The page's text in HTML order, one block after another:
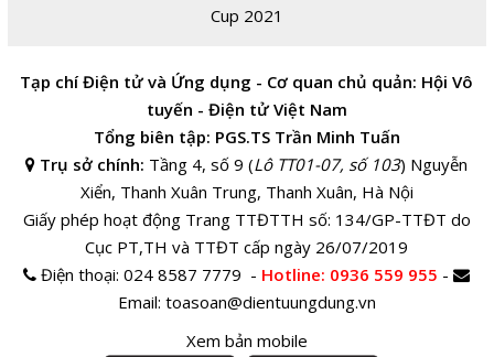
Cup 2021
Tạp chí Điện tử và Ứng dụng - Cơ quan chủ quản: Hội Vô
tuyến - Điện tử Việt Nam
Tổng biên tập: PGS.TS Trần Minh Tuấn
Trụ sở chính: Tầng 4, số 9 (Lô TT01-07, số 103) Nguyễn
Xiển, Thanh Xuân Trung, Thanh Xuân, Hà Nội
Giấy phép hoạt động Trang TTĐTTH số: 134/GP-TTĐT do
Cục PT,TH và TTĐT cấp ngày 26/07/2019
Điện thoại:024 8587 7779 - Hotline: 0936 559 955 -
Email: toasoan@dientuungdung.vn
Xem bản mobile